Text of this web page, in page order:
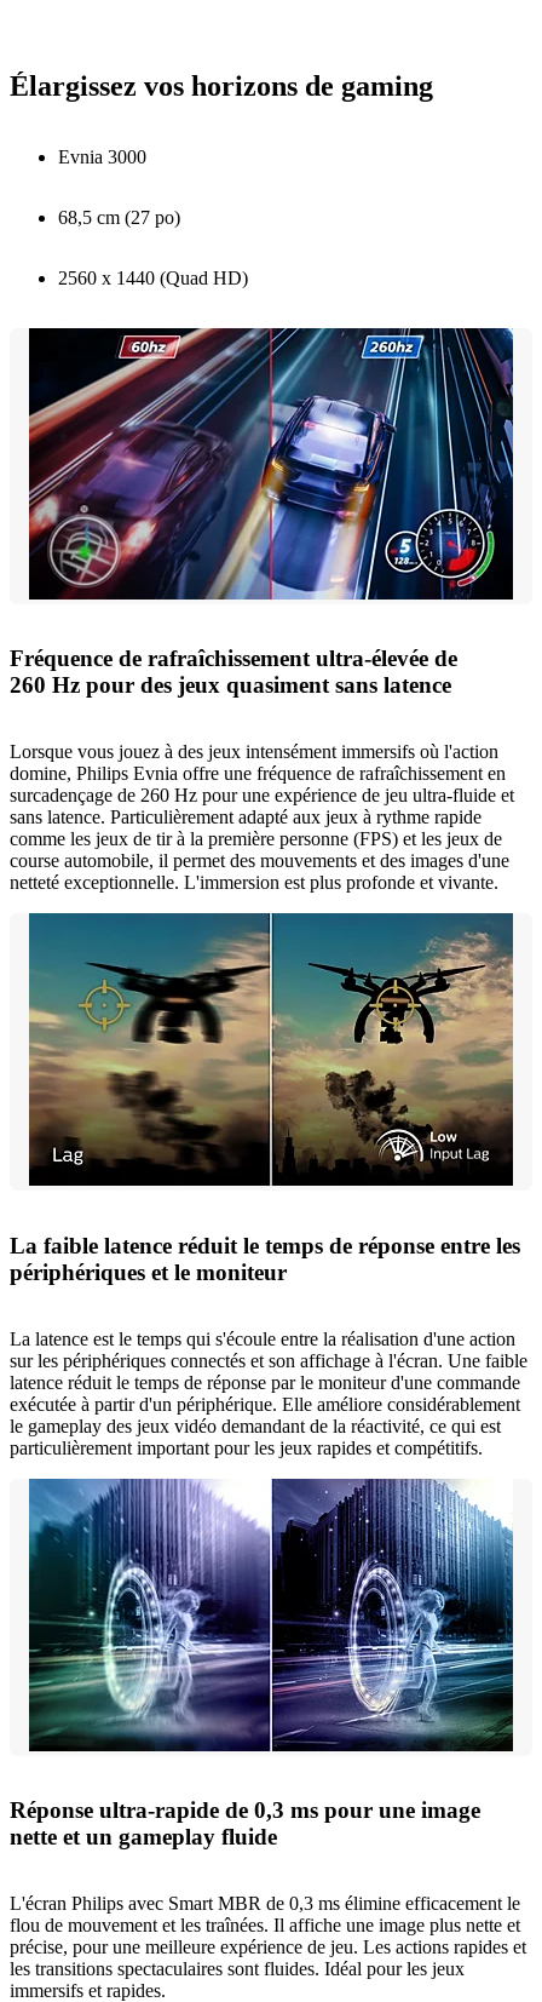
Élargissez vos horizons de gaming
Evnia 3000
68,5 cm (27 po)
2560 x 1440 (Quad HD)
Fréquence de rafraîchissement ultra-élevée de
260 Hz pour des jeux quasiment sans latence
Lorsque vous jouez à des jeux intensément immersifs où l'action
domine, Philips Evnia offre une fréquence de rafraîchissement en
surcadençage de 260 Hz pour une expérience de jeu ultra-fluide et
sans latence. Particulièrement adapté aux jeux à rythme rapide
comme les jeux de tir à la première personne (FPS) et les jeux de
course automobile, il permet des mouvements et des images d'une
netteté exceptionnelle. L'immersion est plus profonde et vivante.
La faible latence réduit le temps de réponse entre les
périphériques et le moniteur
La latence est le temps qui s'écoule entre la réalisation d'une action
sur les périphériques connectés et son affichage à l'écran. Une faible
latence réduit le temps de réponse par le moniteur d'une commande
exécutée à partir d'un périphérique. Elle améliore considérablement
le gameplay des jeux vidéo demandant de la réactivité, ce qui est
particulièrement important pour les jeux rapides et compétitifs.
Réponse ultra-rapide de 0,3 ms pour une image
nette et un gameplay fluide
L'écran Philips avec Smart MBR de 0,3 ms élimine efficacement le
flou de mouvement et les traînées. Il affiche une image plus nette et
précise, pour une meilleure expérience de jeu. Les actions rapides et
les transitions spectaculaires sont fluides. Idéal pour les jeux
immersifs et rapides.